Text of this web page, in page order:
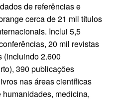
de referências e
cerca de 21 mil títulos
Inclui 5,5
20 mil revistas
(incluindo 2.600
390 publicações
nas áreas científicas
medicina,